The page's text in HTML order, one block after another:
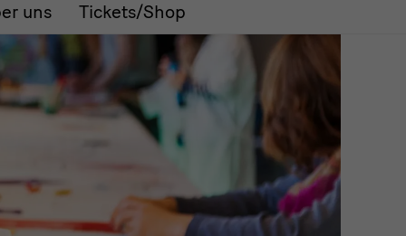
uns Tickets/Shop